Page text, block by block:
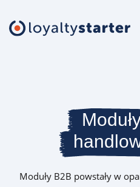
Moduły B2B powstały w